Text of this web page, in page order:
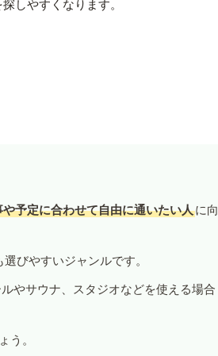
しやすくなります。
や予定に合わせて自由に通いたい人に向
びやすいジャンルです。
やサウナ、スタジオなどを使える場合
う。